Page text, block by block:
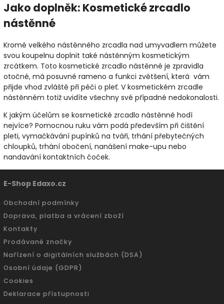
Jako doplněk: Kosmetické zrcadlo
nástěnné
Kromě velkého nástěnného zrcadla nad umyvadlem můžete
svou koupelnu doplnit také nástěnným kosmetickým
zrcátkem. Toto kosmetické zrcadlo nástěnné je zpravidla
otočné, má posuvné rameno a funkci zvětšení, která vám
přijde vhod zvláště při péči o pleť. V kosmetickém zrcadle
nástěnném totiž uvidíte všechny své případné nedokonalosti.
K jakým účelům se kosmetické zrcadlo nástěnné hodí
nejvíce? Pomocnou ruku vám podá především při čištění
pleti, vymačkávání pupínků na tváři, trhání přebytečných
chloupků, trhání obočení, nanášení make-upu nebo
nandavání kontaktních čoček.
E-Shop Edaxo.cz
Obchodní podmínky
Doprava, platba a vrácení zboží
Kontakty
Prodávané značky
Nařízení o digitálních službách (DSA)
Osobní údaje (GDPR)
Cookies
Deklarace přístupnosti